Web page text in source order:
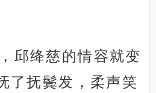
邱绛慈的情容就变
了抚鬓发，柔声笑